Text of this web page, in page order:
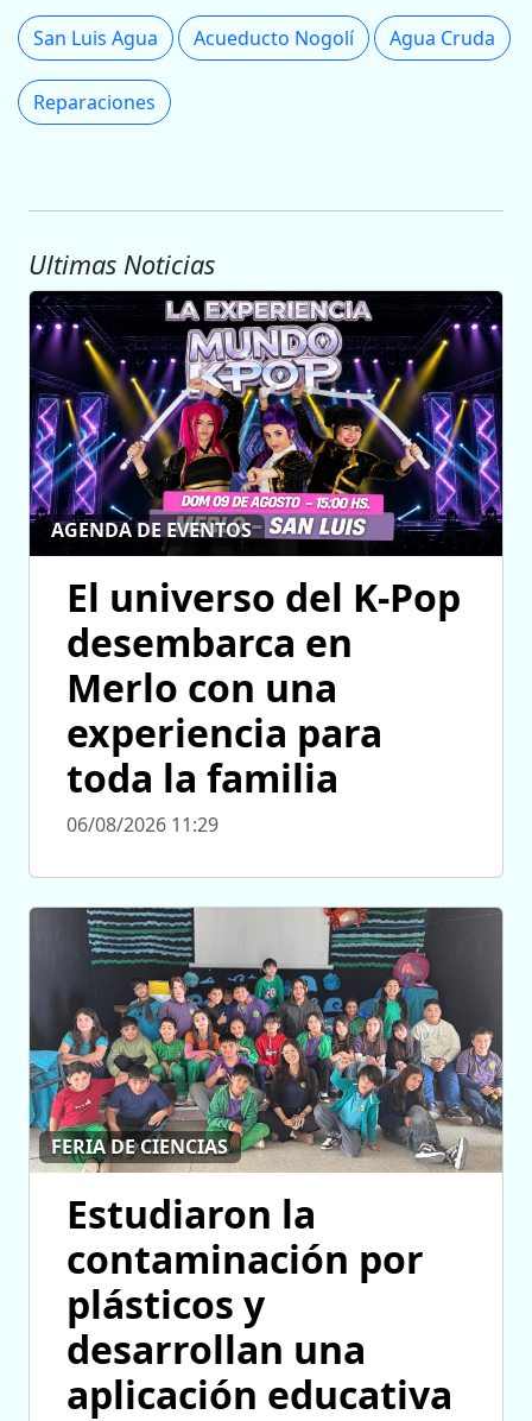
San Luis Agua Acueducto Nogolí Agua Cruda
Reparaciones
Ultimas Noticias
AGENDA DE EVENTOS
El universo del K-Pop
desembarca en
Merlo con una
experiencia para
toda la familia
06/08/2026 11:29
FERIA DE CIENCIAS
Estudiaron la
contaminación por
plásticos y
desarrollan una
aplicación educativa